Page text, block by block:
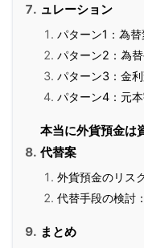
ュレーション
パターン1：為
パターン2：為
パターン3：金
パターン4：元
本当に外貨預金は
代替案
外貨預金のリス
代替手段の検討
まとめ